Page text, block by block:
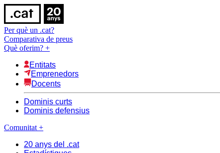
Per què un .cat?
Comparativa de preus
Què oferim? +
Entitats
Emprenedors
Docents
Dominis curts
Dominis defensius
Comunitat +
20 anys del .cat